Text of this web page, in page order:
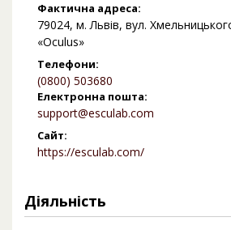
Фактична адреса:
79024, м. Львів, вул.
«Oculus»
Телефони:
(0800) 503680
Електронна пошта:
support@esculab.com
Сайт:
https://esculab.com/
Діяльність